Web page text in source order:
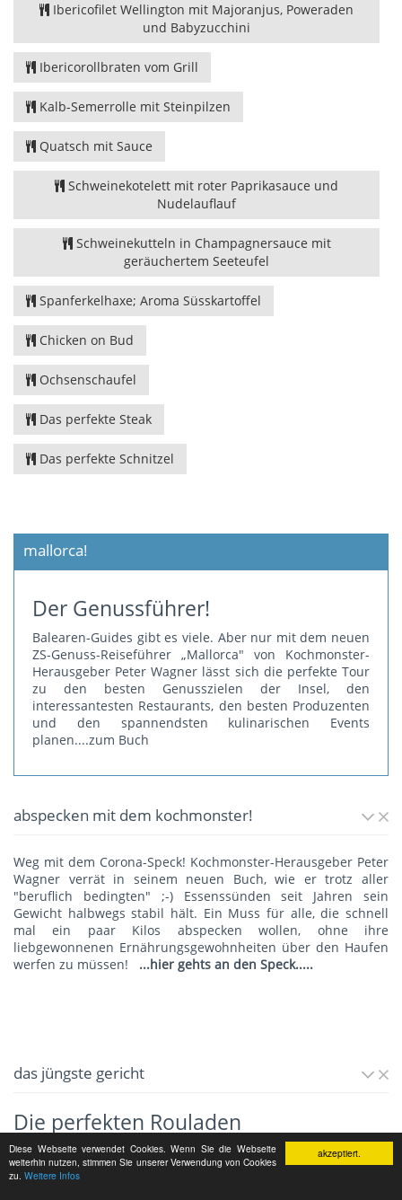
akzeptiert.
Diese Webseite verwendet Cookies. Wenn Sie die Webseite
weiterhin nutzen, stimmen Sie unserer Verwendung von Cookies
zu. Weitere Infos
Ibericofilet Wellington mit Majoranjus, Poweraden
und Babyzucchini
Ibericorollbraten vom Grill
Kalb-Semerrolle mit Steinpilzen
Quatsch mit Sauce
Schweinekotelett mit roter Paprikasauce und
Nudelauflauf
Schweinekutteln in Champagnersauce mit
geräuchertem Seeteufel
Spanferkelhaxe; Aroma Süsskartoffel
Chicken on Bud
Ochsenschaufel
Das perfekte Steak
Das perfekte Schnitzel
mallorca!
Der Genussführer!
Balearen-Guides gibt es viele. Aber nur mit dem neuen
ZS-Genuss-Reiseführer „Mallorca" von Kochmonster-
Herausgeber Peter Wagner lässt sich die perfekte Tour
zu den besten Genusszielen der Insel, den
interessantesten Restaurants, den besten Produzenten
und den spannendsten kulinarischen Events
planen....zum Buch
abspecken mit dem kochmonster!
Weg mit dem Corona-Speck! Kochmonster-Herausgeber Peter
Wagner verrät in seinem neuen Buch, wie er trotz aller
"beruflich bedingten" ;-) Essenssünden seit Jahren sein
Gewicht halbwegs stabil hält. Ein Muss für alle, die schnell
mal ein paar Kilos abspecken wollen, ohne ihre
liebgewonnenen Ernährungsgewohnheiten über den Haufen
werfen zu müssen!
...hier gehts an den Speck.....
das jüngste gericht
Die perfekten Rouladen
Leckere Rinderrouladen kriegt jeder hin. Die besten Rouladen
der Welt gibt's nur beim Kochmonster.Mehr...